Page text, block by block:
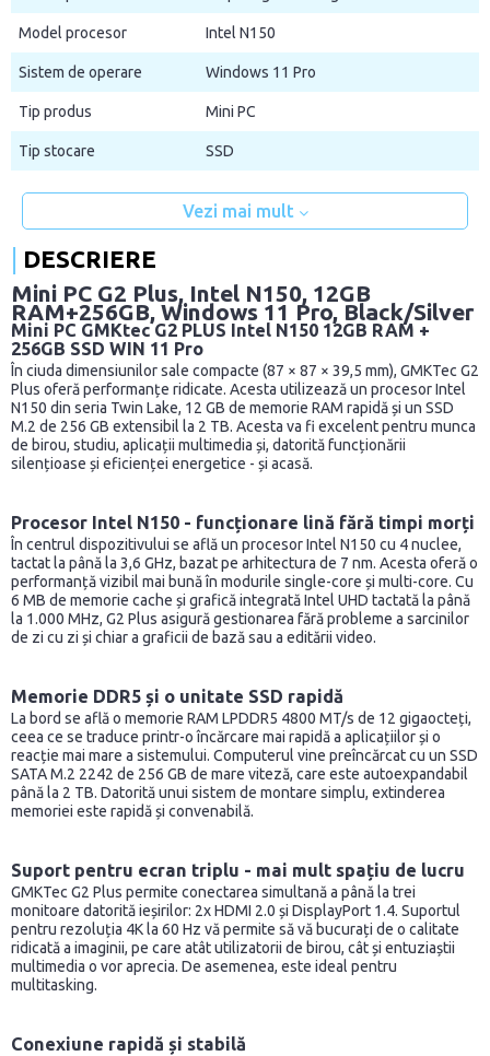
Model procesor Intel N150
Sistem de operare Windows 11 Pro
Tip produs Mini PC
Tip stocare SSD
Vezi mai mult
DESCRIERE
Mini PC G2 Plus, Intel N150, 12GB
RAM+256GB, Windows 11 Pro, Black/Silver
Mini PC GMKtec G2 PLUS Intel N150 12GB RAM +
256GB SSD WIN 11 Pro
În ciuda dimensiunilor sale compacte (87 × 87 × 39,5 mm), GMKTec G2
Plus oferă performanțe ridicate. Acesta utilizează un procesor Intel
N150 din seria Twin Lake, 12 GB de memorie RAM rapidă și un SSD
M.2 de 256 GB extensibil la 2 TB. Acesta va fi excelent pentru munca
de birou, studiu, aplicații multimedia și, datorită funcționării
silențioase și eficienței energetice - și acasă.
Procesor Intel N150 - funcționare lină fără timpi morți
În centrul dispozitivului se află un procesor Intel N150 cu 4 nuclee,
tactat la până la 3,6 GHz, bazat pe arhitectura de 7 nm. Acesta oferă o
performanță vizibil mai bună în modurile single-core și multi-core. Cu
6 MB de memorie cache și grafică integrată Intel UHD tactată la până
la 1.000 MHz, G2 Plus asigură gestionarea fără probleme a sarcinilor
de zi cu zi și chiar a graficii de bază sau a editării video.
Memorie DDR5 și o unitate SSD rapidă
La bord se află o memorie RAM LPDDR5 4800 MT/s de 12 gigaocteți,
ceea ce se traduce printr-o încărcare mai rapidă a aplicațiilor și o
reacție mai mare a sistemului. Computerul vine preîncărcat cu un SSD
SATA M.2 2242 de 256 GB de mare viteză, care este autoexpandabil
până la 2 TB. Datorită unui sistem de montare simplu, extinderea
memoriei este rapidă și convenabilă.
Suport pentru ecran triplu - mai mult spațiu de lucru
GMKTec G2 Plus permite conectarea simultană a până la trei
monitoare datorită ieșirilor: 2x HDMI 2.0 și DisplayPort 1.4. Suportul
pentru rezoluția 4K la 60 Hz vă permite să vă bucurați de o calitate
ridicată a imaginii, pe care atât utilizatorii de birou, cât și entuziaștii
multimedia o vor aprecia. De asemenea, este ideal pentru
multitasking.
Conexiune rapidă și stabilă